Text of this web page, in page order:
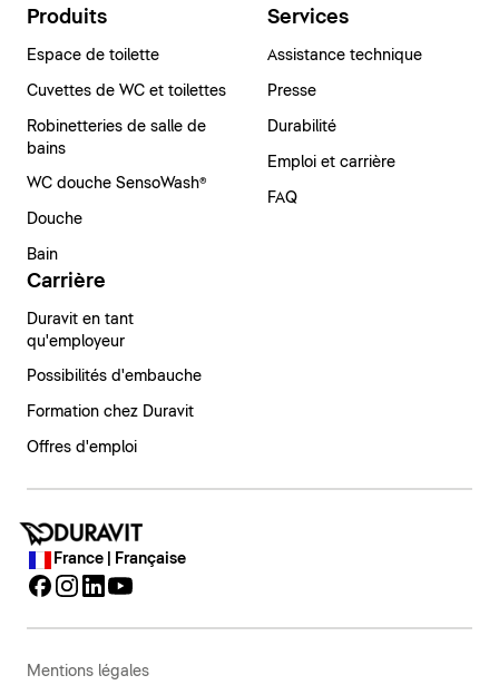
Produits
Espace de toilette
Cuvettes de WC et toilettes
Robinetteries de salle de
bains
WC douche SensoWash®
Douche
Bain
Services
Assistance technique
Presse
Durabilité
Emploi et carrière
FAQ
Carrière
Duravit en tant
qu'employeur
Possibilités d'embauche
Formation chez Duravit
Offres d'emploi
France | Française
Mentions légales